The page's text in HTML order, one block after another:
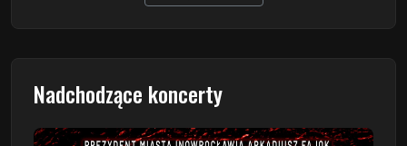
Nadchodzące koncerty